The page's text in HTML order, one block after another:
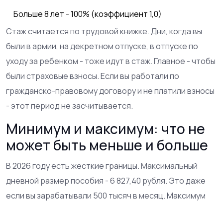
Больше 8 лет - 100% (коэффициент 1,0)
Стаж считается по трудовой книжке. Дни, когда вы
были в армии, на декретном отпуске, в отпуске по
уходу за ребенком - тоже идут в стаж. Главное - чтобы
были страховые взносы. Если вы работали по
гражданско-правовому договору и не платили взносы
- этот период не засчитывается.
Минимум и максимум: что не
может быть меньше и больше
В 2026 году есть жесткие границы. Максимальный
дневной размер пособия - 6 827,40 рубля. Это даже
если вы зарабатывали 500 тысяч в месяц. Максимум